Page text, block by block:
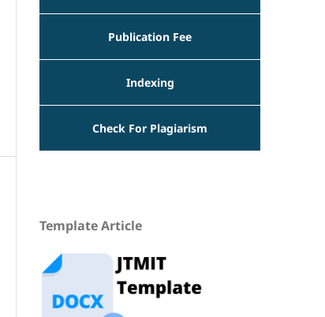
Publication Fee
Indexing
Check For Plagiarism
Template Article